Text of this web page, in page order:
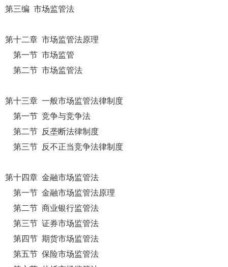
第三编 市场监管法
第十二章 市场监管法原理
第一节 市场监管
第二节 市场监管法
第十三章 一般市场监管法律制度
第一节 竞争与竞争法
第二节 反垄断法律制度
第三节 反不正当竞争法律制度
第十四章 金融市场监管法
第一节 金融市场监管法原理
第二节 商业银行监管法
第三节 证券市场监管法
第四节 期货市场监管法
第五节 保险市场监管法